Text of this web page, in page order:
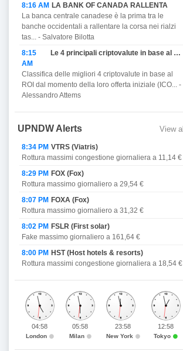
8:16 AM LA BANK OF CANADA RALLENTA
La banca centrale canadese è la prima tra le
banche occidentali a rallentare la corsa nei rialzi
tas... - Salvatore Bilotta
8:15
AM
Le 4 principali criptovalute in base al ROI.
Classifica delle migliori 4 criptovalute in base al
ROI dal momento della loro offerta iniziale (ICO... -
Alessandro Attems
UPNDW Alerts View all
8:34 PM VTRS (Viatris)
Rottura massimi congestione giornaliera a 11,14 €
8:29 PM FOX (Fox)
Rottura massimo giornaliero a 29,54 €
8:07 PM FOXA (Fox)
Rottura massimo giornaliero a 31,32 €
8:02 PM FSLR (First solar)
Fake massimo giornaliero a 161,64 €
8:00 PM HST (Host hotels & resorts)
Rottura massimi congestione giornaliera a 18,54 €
04:58
London
05:58
Milan
23:58
New York
12:58
Tokyo